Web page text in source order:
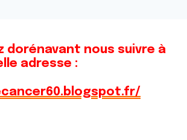
dorénavant nous suivre à
adresse :